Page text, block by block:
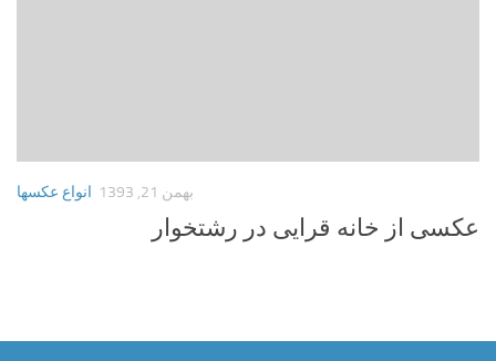
انواع عکسها بهمن 21, 1393
عکسی از خانه قرایی در رشتخوار